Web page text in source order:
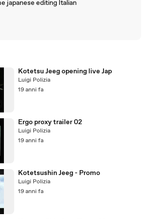
japanese editing Italian
Kotetsu Jeeg opening live Jap
Luigi Polizia
19 anni fa
Ergo proxy trailer 02
Luigi Polizia
19 anni fa
Kotetsushin Jeeg - Promo
Luigi Polizia
19 anni fa